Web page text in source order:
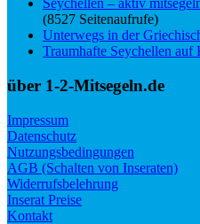
Seychellen – aktiv
(8527 Seitenaufrufe)
Unterwegs in der
Traumhafte Seychellen auf
über 1-2-Mitsegeln.de
Impressum
Datenschutz
Nutzungsbedingungen
AGB (Schalten von Inseraten)
Widerrufsbelehrung
Inserat Preise
Kontakt